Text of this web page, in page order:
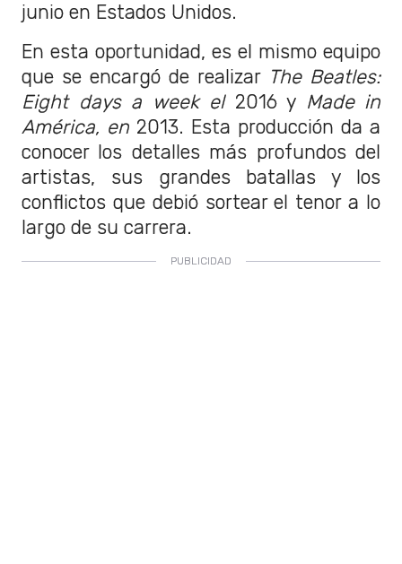
junio en Estados Unidos.
En esta oportunidad, es el mismo equipo
que se encargó de realizar The Beatles:
Eight days a week el 2016 y Made in
América, en 2013. Esta producción da a
conocer los detalles más profundos del
artistas, sus grandes batallas y los
conflictos que debió sortear el tenor a lo
largo de su carrera.